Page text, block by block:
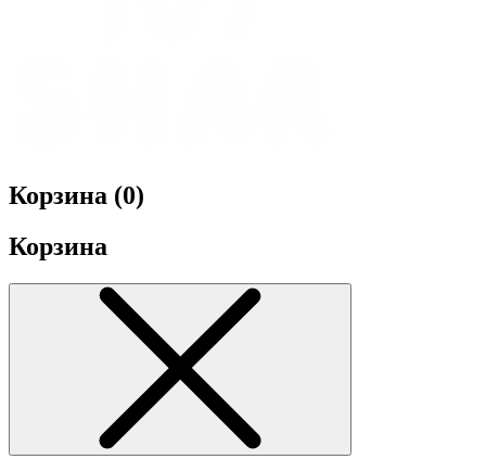
Корзина (0)
Корзина